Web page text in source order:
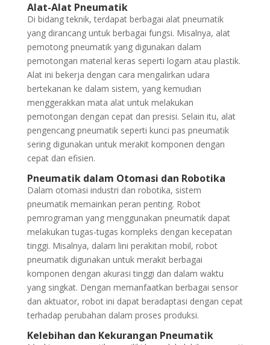
Alat-Alat Pneumatik
Di bidang teknik, terdapat berbagai alat pneumatik
yang dirancang untuk berbagai fungsi. Misalnya, alat
pemotong pneumatik yang digunakan dalam
pemotongan material keras seperti logam atau plastik.
Alat ini bekerja dengan cara mengalirkan udara
bertekanan ke dalam sistem, yang kemudian
menggerakkan mata alat untuk melakukan
pemotongan dengan cepat dan presisi. Selain itu, alat
pengencang pneumatik seperti kunci pas pneumatik
sering digunakan untuk merakit komponen dengan
cepat dan efisien.
Pneumatik dalam Otomasi dan Robotika
Dalam otomasi industri dan robotika, sistem
pneumatik memainkan peran penting. Robot
pemrograman yang menggunakan pneumatik dapat
melakukan tugas-tugas kompleks dengan kecepatan
tinggi. Misalnya, dalam lini perakitan mobil, robot
pneumatik digunakan untuk merakit berbagai
komponen dengan akurasi tinggi dan dalam waktu
yang singkat. Dengan memanfaatkan berbagai sensor
dan aktuator, robot ini dapat beradaptasi dengan cepat
terhadap perubahan dalam proses produksi.
Kelebihan dan Kekurangan Pneumatik